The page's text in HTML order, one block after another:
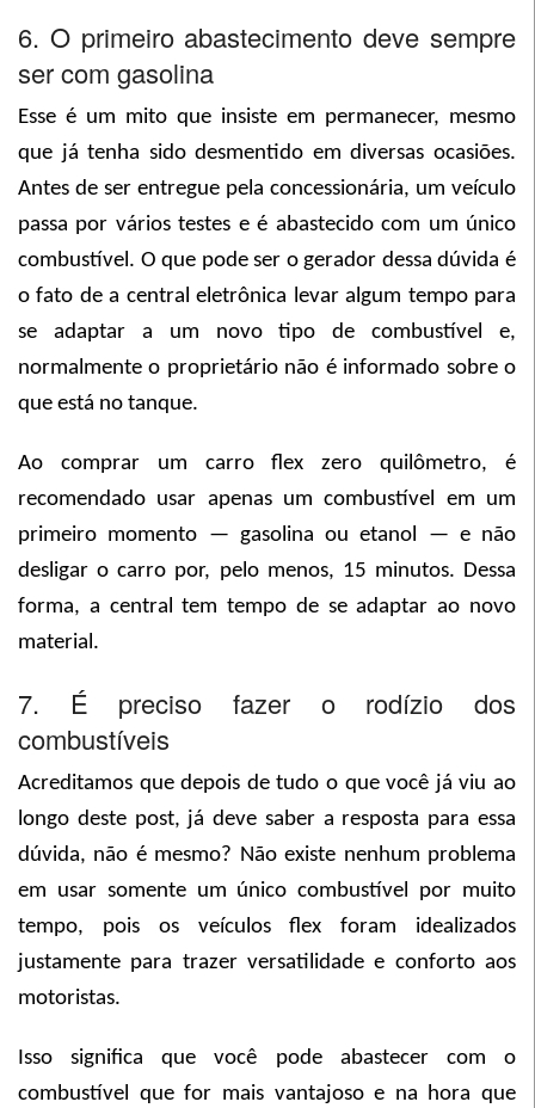
6. O primeiro abastecimento deve sempre
ser com gasolina
Esse é um mito que insiste em permanecer, mesmo
que já tenha sido desmentido em diversas ocasiões.
Antes de ser entregue pela concessionária, um veículo
passa por vários testes e é abastecido com um único
combustível. O que pode ser o gerador dessa dúvida é
o fato de a central eletrônica levar algum tempo para
se adaptar a um novo tipo de combustível e,
normalmente o proprietário não é informado sobre o
que está no tanque.
Ao comprar um carro flex zero quilômetro, é
recomendado usar apenas um combustível em um
primeiro momento — gasolina ou etanol — e não
desligar o carro por, pelo menos, 15 minutos. Dessa
forma, a central tem tempo de se adaptar ao novo
material.
7. É preciso fazer o rodízio dos
combustíveis
Acreditamos que depois de tudo o que você já viu ao
longo deste post, já deve saber a resposta para essa
dúvida, não é mesmo? Não existe nenhum problema
em usar somente um único combustível por muito
tempo, pois os veículos flex foram idealizados
justamente para trazer versatilidade e conforto aos
motoristas.
Isso significa que você pode abastecer com o
combustível que for mais vantajoso e na hora que